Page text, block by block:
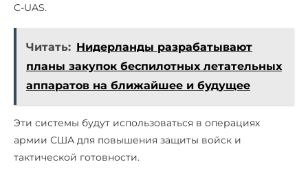
C-UAS.
Читать: Нидерланды разрабатывают
планы закупок беспилотных летательных
аппаратов на ближайшее и будущее
Эти системы будут использоваться в операциях
армии США для повышения защиты войск и
тактической готовности.